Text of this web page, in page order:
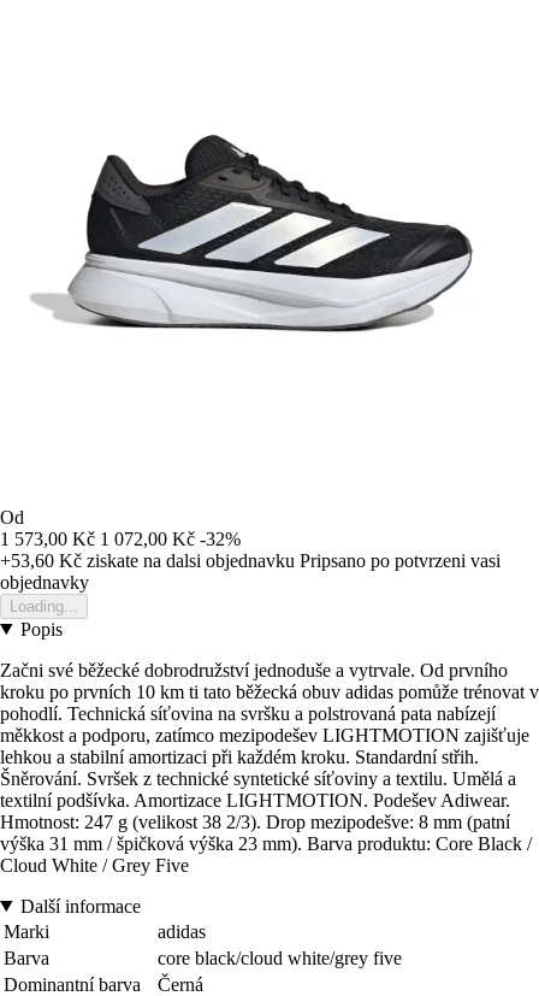
Od
1 573,00 Kč 1 072,00 Kč -32%
+53,60 Kč ziskate na dalsi objednavku Pripsano po potvrzeni vasi
objednavky
Loading...
Popis
Začni své běžecké dobrodružství jednoduše a vytrvale. Od prvního
kroku po prvních 10 km ti tato běžecká obuv adidas pomůže trénovat v
pohodlí. Technická síťovina na svršku a polstrovaná pata nabízejí
měkkost a podporu, zatímco mezipodešev LIGHTMOTION zajišťuje
lehkou a stabilní amortizaci při každém kroku. Standardní střih.
Šněrování. Svršek z technické syntetické síťoviny a textilu. Umělá a
textilní podšívka. Amortizace LIGHTMOTION. Podešev Adiwear.
Hmotnost: 247 g (velikost 38 2/3). Drop mezipodešve: 8 mm (patní
výška 31 mm / špičková výška 23 mm). Barva produktu: Core Black /
Cloud White / Grey Five
Další informace
Marki
adidas
Barva
core black/cloud white/grey five
Dominantní barva
Černá